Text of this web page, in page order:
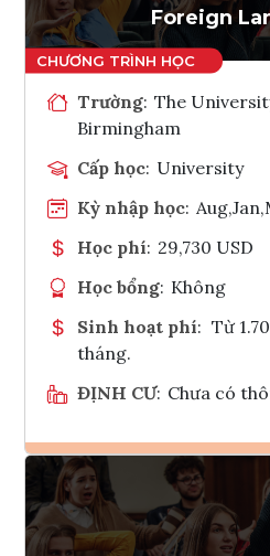
Foreign
Trường: The
Birmingham
Cấp học: University
Kỳ nhập học:
Học phí: 29,730 USD
Học bổng: Không
Sinh hoạt phí: Từ
tháng.
ĐỊNH CƯ: Chưa có